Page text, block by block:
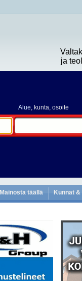
ja
Alue, kunta, osoite
Mainosta täällä Kunnat